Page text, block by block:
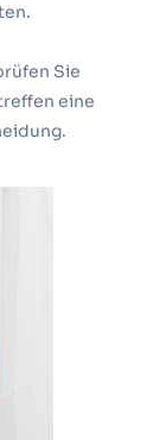
Sie
eine